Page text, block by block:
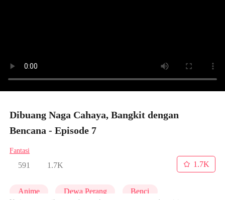
Dibuang Naga Cahaya, Bangkit dengan
Bencana - Episode 7
Fantasi
591 1.7K
1.7K
Anime Dewa Perang Benci